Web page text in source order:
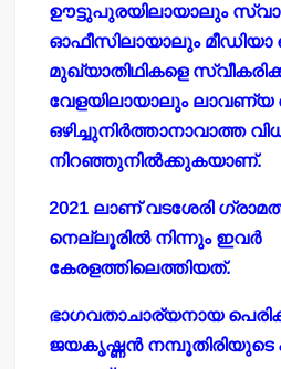
ഊട്ടുപുരയിലായാലും
ഓഫീസിലായാലും മീഡിയാ
മുഖ്യാതിഥികളെ
വേളയിലായാലും
ഒഴിച്ചുനിര്‍ത്താനാവാത്ത
നിറഞ്ഞുനില്‍ക്കുകയാണ്.
2021 ലാണ് വടശേരി
നെല്ലൂരില്‍ നിന്നും ഇവര്‍
കേരളത്തിലെത്തിയത്.
ഭാഗവതാചാര്യനായ
ജയകൃഷ്ണന്‍